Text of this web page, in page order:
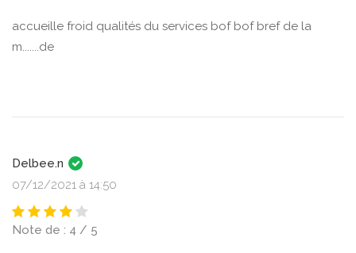
accueille froid qualités du services bof bof bref de la
m.......de
Delbee.n
07/12/2021 à 14:50
Note de : 4 / 5